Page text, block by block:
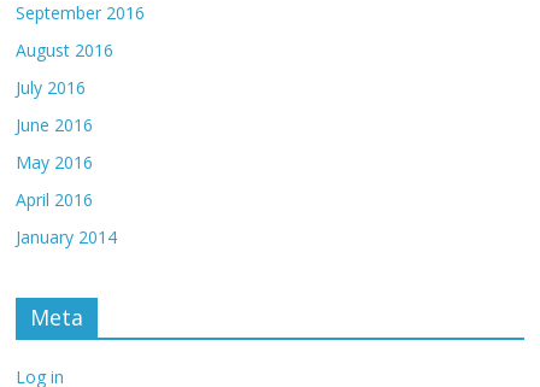
September 2016
August 2016
July 2016
June 2016
May 2016
April 2016
January 2014
Meta
Log in